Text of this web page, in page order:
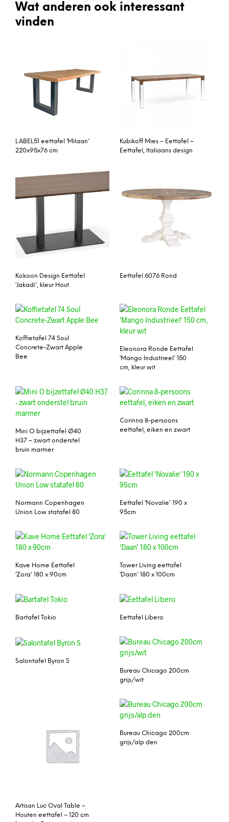
Wat anderen ook interessant
vinden
LABEL51 eettafel ‘Milaan’
220x95x76 cm
Kubikoff Mies – Eettafel –
Eettafel, Italiaans design
Kokoon Design Eettafel
‘Jakadi’, kleur Hout
Eettafel 6076 Rond
Koffietafel 74 Soul
Concrete-Zwart Apple
Bee
Eleonora Ronde Eettafel
‘Mango Industrieel’ 150
cm, kleur wit
Mini O bijzettafel Ø40
H37 – zwart onderstel
bruin marmer
Corinna 8-persoons
eettafel, eiken en zwart
Normann Copenhagen
Union Low statafel 80
Eettafel ‘Novalie’ 190 x
95cm
Kave Home Eettafel
‘Zora’ 180 x 90cm
Tower Living eettafel
‘Daan’ 180 x 100cm
Bartafel Tokio Eettafel Libero
Salontafel Byron S
Bureau Chicago 200cm
grijs/wit
Artisan Luc Oval Table –
Houten eettafel – 120 cm
Bureau Chicago 200cm
grijs/alp den